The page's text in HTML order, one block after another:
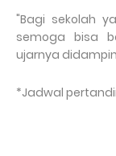
"Bagi sekolah
semoga bisa
ujarnya
*Jadwal